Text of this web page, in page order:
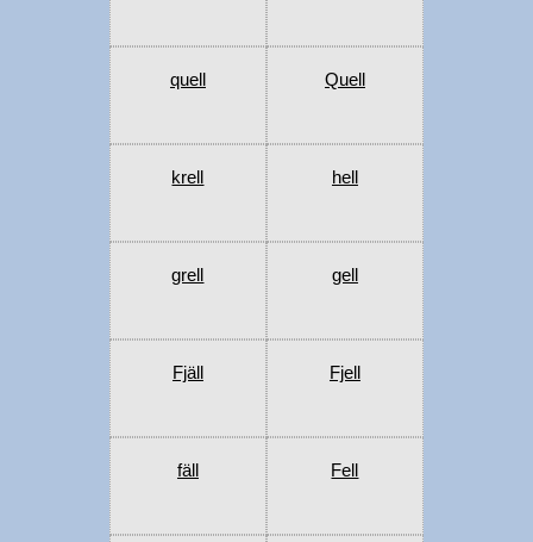
quell Quell
krell hell
grell gell
Fjäll Fjell
fäll Fell